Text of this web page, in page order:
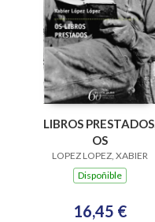
LIBROS PRESTADOS,
OS
LOPEZ LOPEZ, XABIER
Dispoñible
16,45 €